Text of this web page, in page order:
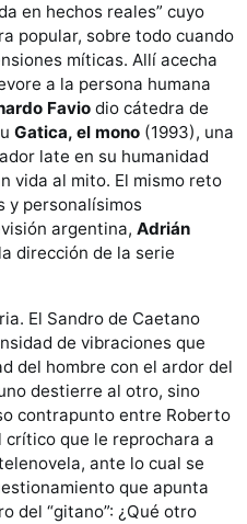
en hechos reales” cuyo
popular, sobre todo cuando
míticas. Allí acecha
a la persona humana
Favio dio cátedra de
Gatica, el mono (1993), una
late en su humanidad
vida al mito. El mismo reto
y personalísimos
argentina, Adrián
dirección de la serie
El Sandro de Caetano
de vibraciones que
del hombre con el ardor del
destierre al otro, sino
contrapunto entre Roberto
crítico que le reprochara a
ante lo cual se
que apunta
del “gitano”: ¿Qué otro